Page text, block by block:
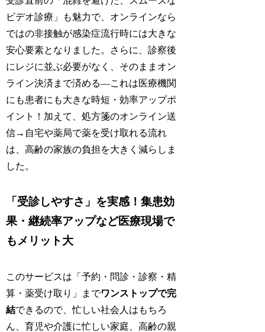
ビデオ診療」も魅力で、オンラインなら
ではの非接触が感染症流行時には大きな
安心要素となりました。さらに、診察後
にレジに並ぶ必要がなく、そのままオン
ライン決済まで済める―これは医療機関
にも患者にも大きな時短・効率アップポ
イント！加えて、処方箋のオンライン送
信→自宅や薬局で薬を受け取れる流れ
は、高齢の家族の負担を大きく減らしま
した。
「受診しやすさ」を実感！集患効
果・継続率アップなど医療現場で
もメリット大
このサービスは「予約・問診・診察・精
算・薬受け取り」までワンストップで完
結できるので、忙しい社会人はもちろ
ん、育児や介護に忙しい家庭、高齢の親